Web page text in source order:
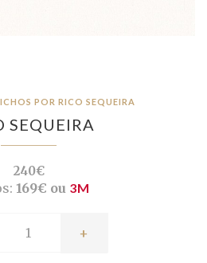
POR RICO SEQUEIRA
SEQUEIRA
240€
169€ ou 3M
+